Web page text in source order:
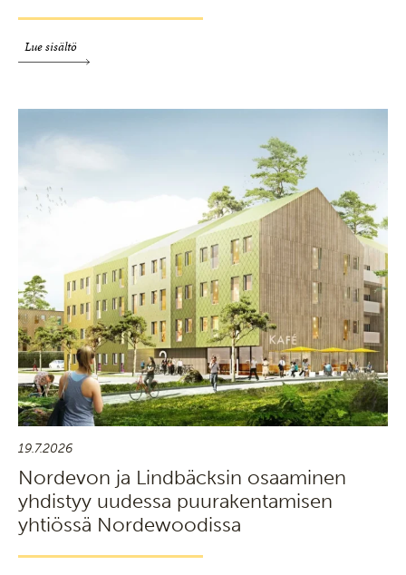
Lue sisältö
19.7.2026
Nordevon ja Lindbäcksin osaaminen
yhdistyy uudessa puurakentamisen
yhtiössä Nordewoodissa